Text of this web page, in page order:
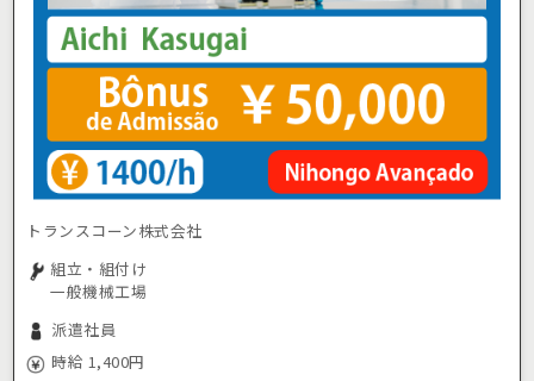
トランスコーン株式会社
組立・組付け
一般機械工場
派遣社員
時給 1,400円